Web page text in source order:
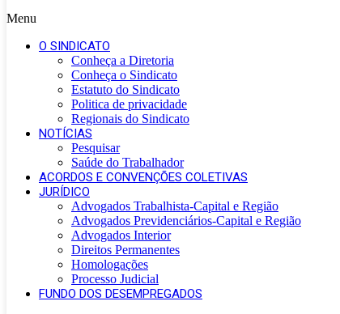
Menu
O SINDICATO
Conheça a Diretoria
Conheça o Sindicato
Estatuto do Sindicato
Politica de privacidade
Regionais do Sindicato
NOTÍCIAS
Pesquisar
Saúde do Trabalhador
ACORDOS E CONVENÇÕES COLETIVAS
JURÍDICO
Advogados Trabalhista-Capital e Região
Advogados Previdenciários-Capital e Região
Advogados Interior
Direitos Permanentes
Homologações
Processo Judicial
FUNDO DOS DESEMPREGADOS